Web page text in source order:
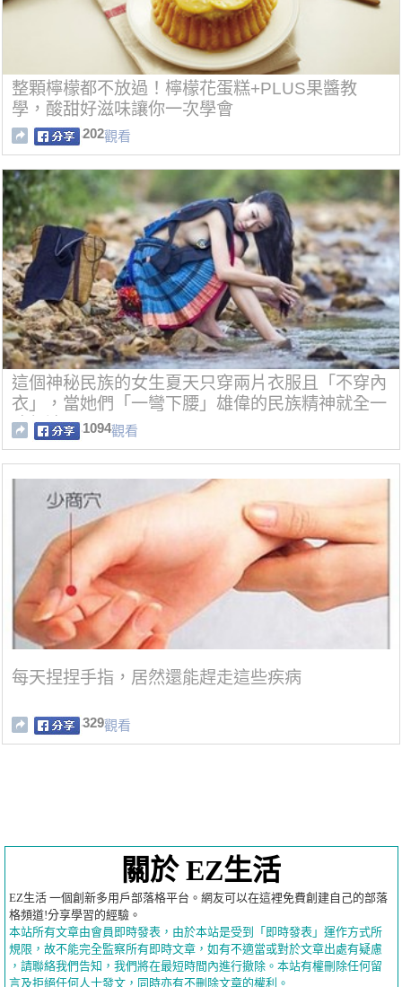
整顆檸檬都不放過！檸檬花蛋糕+PLUS果醬教
學，酸甜好滋味讓你一次學會
202觀看
這個神秘民族的女生夏天只穿兩片衣服且「不穿內
衣」，當她們「一彎下腰」雄偉的民族精神就全一
覽無遺了…1094觀看
每天捏捏手指，居然還能趕走這些疾病
329觀看
關於 EZ生活
EZ生活 一個創新多用戶部落格平台。網友可以在這裡免費創建自己的部落
格頻道!分享學習的經驗。
本站所有文章由會員即時發表，由於本站是受到「即時發表」運作方式所
規限，故不能完全監察所有即時文章，如有不適當或對於文章出處有疑慮
，請聯絡我們告知，我們將在最短時間內進行撤除。本站有權刪除任何留
言及拒絕任何人士發文，同時亦有不刪除文章的權利。